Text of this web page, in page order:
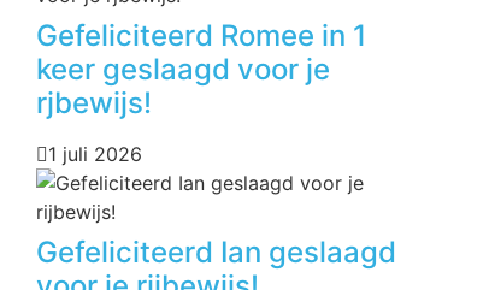
Gefeliciteerd Romee in 1
keer geslaagd voor je
rjbewijs!
1 juli 2026
Gefeliciteerd Ian geslaagd